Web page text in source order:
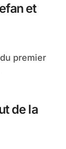
et
de la